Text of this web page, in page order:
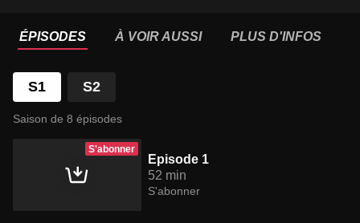
ÉPISODES À VOIR AUSSI PLUS D'INFOS
S1 S2
Saison de 8 épisodes
S'abonner
Episode 1
52 min
S'abonner